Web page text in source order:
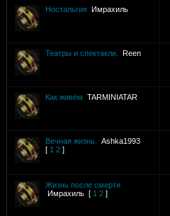
Ностальгия
Имрахиль
Театры и спектакли.
Reen
Как живём TARMINIATAR
Вечная жизнь.
Ashka1993
[ 1 2 ]
Жизнь после смерти
Имрахиль [ 1 2 ]